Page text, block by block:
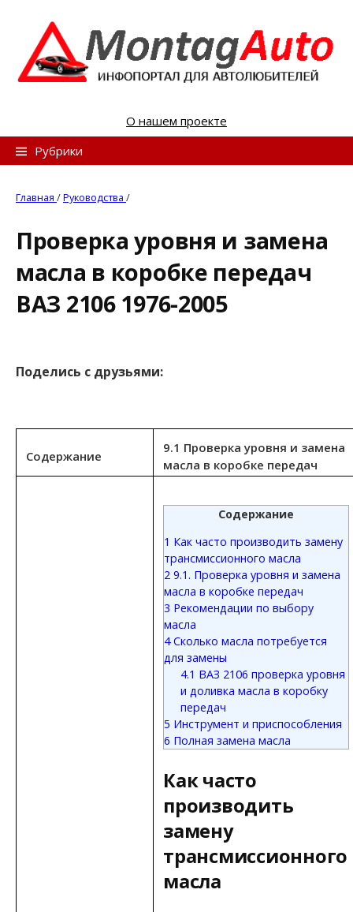
n
О нашем проекте
Рубрики
и
Главная /Руководства /
Проверка уровня и замена
масла в коробке передач
ВАЗ 2106 1976-2005
Поделись с друзьями:
Содержание
9.1 Проверка уровня и замена
масла в коробке передач
Содержание
1 Как часто производить замену
трансмиссионного масла
2 9.1. Проверка уровня и замена
масла в коробке передач
3 Рекомендации по выбору
масла
4Сколько масла потребуется
для замены
4.1 ВАЗ 2106 проверка уровня
и доливка масла в коробку
передач
5 Инструмент и приспособления
6 Полная замена масла
Как часто
производить
замену
трансмиссионного
масла